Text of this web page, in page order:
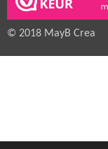
© 2018 MayB Crea